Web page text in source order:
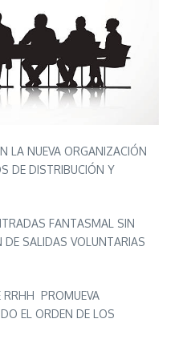
LA NUEVA ORGANIZACIÓN
DE DISTRIBUCIÓN Y
FANTASMAL SIN
DE SALIDAS VOLUNTARIAS
RRHH PROMUEVA
EL ORDEN DE LOS